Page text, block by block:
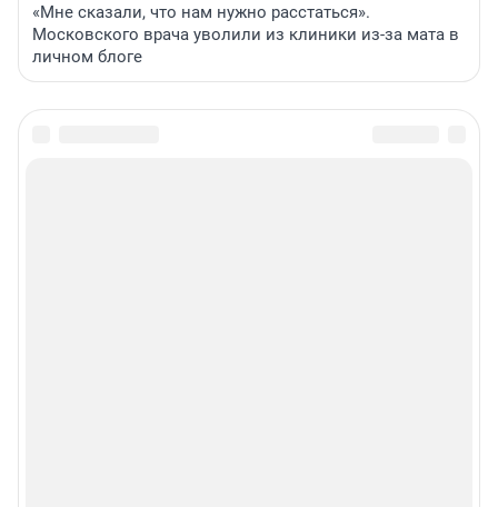
«Мне сказали, что нам нужно расстаться».
Московского врача уволили из клиники из-за мата в
личном блоге